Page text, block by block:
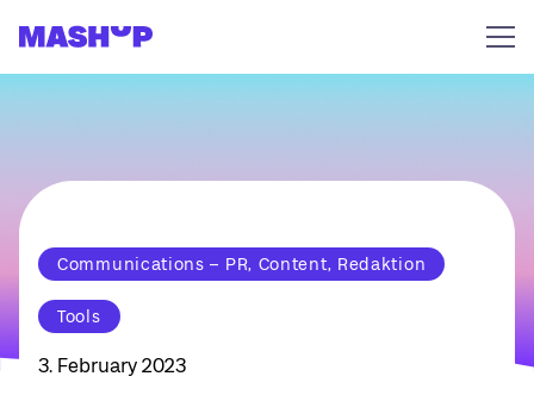
Communications – PR, Content, Redaktion
Tools
3. February 2023